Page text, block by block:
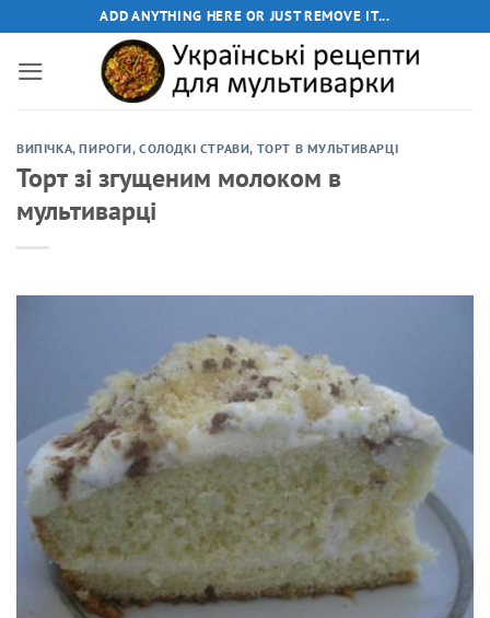
ADD ANYTHING HERE OR JUST REMOVE IT...
ВИПІЧКА,ПИРОГИ,СОЛОДКІ СТРАВИ, ТОРТ В МУЛЬТИВАРЦІ
Торт зі згущеним молоком в
мультиварці